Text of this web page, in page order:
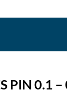
PIN 0.1 –